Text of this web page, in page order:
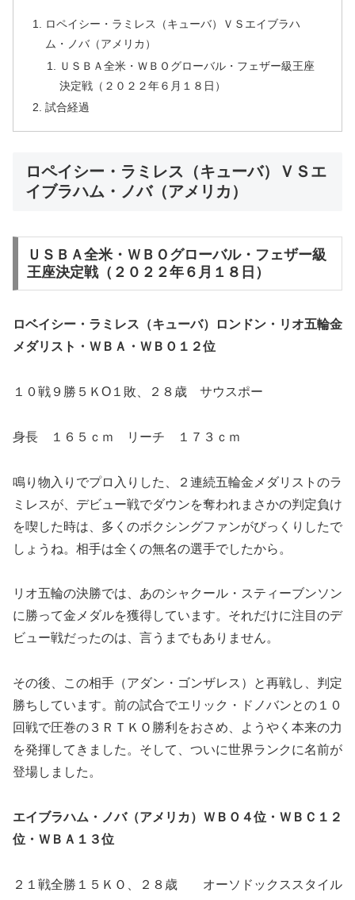
ロペイシー・ラミレス（キューバ）ＶＳエイブラハ
ム・ノバ（アメリカ）
ＵＳＢＡ全米・ＷＢＯグローバル・フェザー級王座
決定戦（２０２２年６月１８日）
試合経過
ロペイシー・ラミレス（キューバ）ＶＳエ
イブラハム・ノバ（アメリカ）
ＵＳＢＡ全米・ＷＢＯグローバル・フェザー級
王座決定戦（２０２２年６月１８日）
ロベイシー・ラミレス（キューバ）ロンドン・リオ五輪金
メダリスト・ＷＢＡ・ＷＢＯ１２位
１０戦９勝５ＫO１敗、２８歳 サウスポー
身長 １６５ｃｍ リーチ １７３ｃｍ
鳴り物入りでプロ入りした、２連続五輪金メダリストのラ
ミレスが、デビュー戦でダウンを奪われまさかの判定負け
を喫した時は、多くのボクシングファンがびっくりしたで
しょうね。相手は全くの無名の選手でしたから。
リオ五輪の決勝では、あのシャクール・スティーブンソン
に勝って金メダルを獲得しています。それだけに注目のデ
ビュー戦だったのは、言うまでもありません。
その後、この相手（アダン・ゴンザレス）と再戦し、判定
勝ちしています。前の試合でエリック・ドノバンとの１０
回戦で圧巻の３ＲＴＫＯ勝利をおさめ、ようやく本来の力
を発揮してきました。そして、ついに世界ランクに名前が
登場しました。
エイブラハム・ノバ（アメリカ）ＷＢＯ４位・ＷＢＣ１２
位・ＷＢＡ１３位
２１戦全勝１５ＫＯ、２８歳 オーソドックススタイル